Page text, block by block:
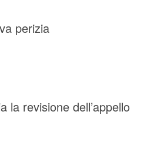
perizia
la revisione dell’appello